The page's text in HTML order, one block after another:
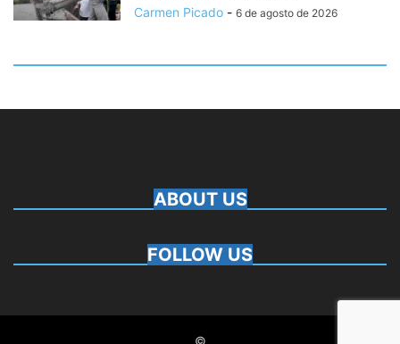
Carmen Picado - 6 de agosto de 2026
ABOUT US
FOLLOW US